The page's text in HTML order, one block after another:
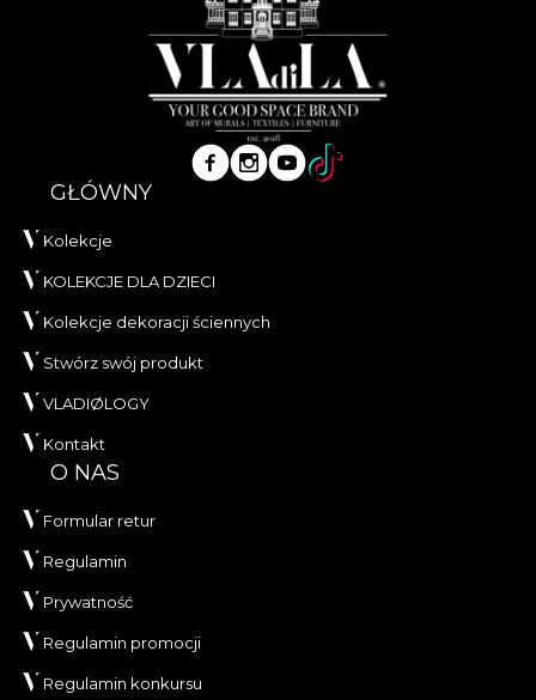
GŁÓWNY
Kolekcje
KOLEKCJE DLA DZIECI
Kolekcje dekoracji ściennych
Stwórz swój produkt
VLADIØLOGY
Kontakt
O NAS
Formular retur
Regulamin
Prywatność
Regulamin promocji
Regulamin konkursu